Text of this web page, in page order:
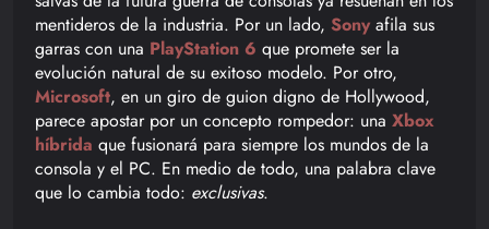
mentideros de la industria. Por un lado, Sony afila sus
garras con una PlayStation 6 que promete ser la
evolución natural de su exitoso modelo. Por otro,
Microsoft, en un giro de guion digno de Hollywood,
parece apostar por un concepto rompedor: una Xbox
híbrida que fusionará para siempre los mundos de la
consola y el PC. En medio de todo, una palabra clave
que lo cambia todo: exclusivas.